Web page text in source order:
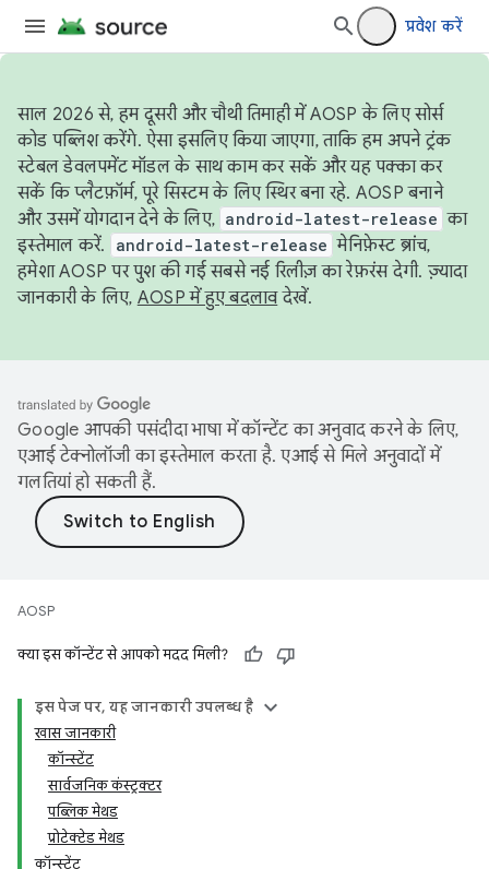
प्रवेश करें
साल 2026 से, हम दूसरी और चौथी तिमाही में AOSP के लिए सोर्स
कोड पब्लिश करेंगे. ऐसा इसलिए किया जाएगा, ताकि हम अपने ट्रंक
स्टेबल डेवलपमेंट मॉडल के साथ काम कर सकें और यह पक्का कर
सकें कि प्लैटफ़ॉर्म, पूरे सिस्टम के लिए स्थिर बना रहे. AOSP बनाने
और उसमें योगदान देने के लिए, android-latest-release का
इस्तेमाल करें.
android-latest-release मेनिफ़ेस्ट ब्रांच,
हमेशा AOSP पर पुश की गई सबसे नई रिलीज़ का रेफ़रंस देगी. ज़्यादा
जानकारी के लिए, AOSP में हुए बदलावदेखें.
Google आपकी पसंदीदा भाषा में कॉन्टेंट का अनुवाद करने के लिए,
एआई टेक्नोलॉजी का इस्तेमाल करता है. एआई से मिले अनुवादों में
गलतियां हो सकती हैं.
AOSP
क्या इस कॉन्टेंट से आपको मदद मिली?
इस पेज पर, यह जानकारी उपलब्ध है
खास जानकारी
कॉन्स्टेंट
सार्वजनिक कंस्ट्रक्टर
पब्लिक मेथड
प्रोटेक्टेड मेथड
कॉन्स्टेंट